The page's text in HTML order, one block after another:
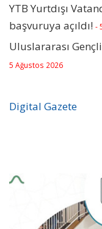
YTB Yurtdışı
başvuruya açıldı! -
Uluslararası
5 Ağustos 2026
Digital Gazete